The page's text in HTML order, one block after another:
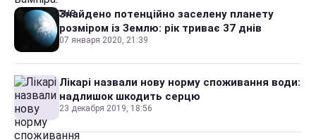
Знайдено потенційно заселену планету
розміром із Землю: рік триває 37 днів
07 января 2020, 21:39
Лікарі назвали нову норму споживання води:
надлишок шкодить серцю
23 декабря 2019, 18:56